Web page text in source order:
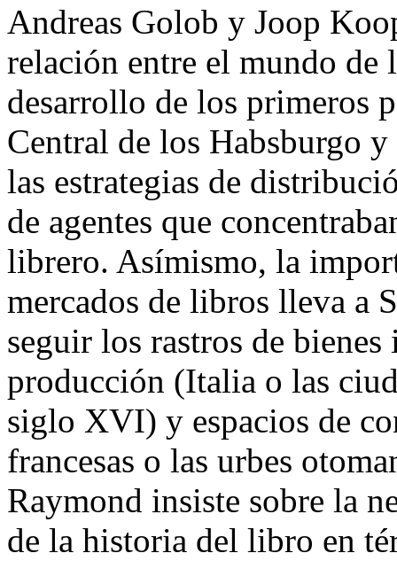
Andreas Golob y Joop
relación entre el mundo de
desarrollo de los primeros
Central de los Habsburgo
las estrategias de
de agentes que
librero. Asímismo, la
mercados de libros lleva a
seguir los rastros de
producción (Italia o las
siglo XVI) y espacios de
francesas o las urbes
Raymond insiste sobre la
de la historia del libro en